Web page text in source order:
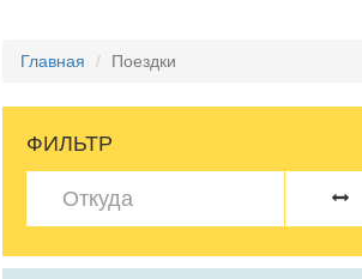
Главная Поездки
ФИЛЬТР